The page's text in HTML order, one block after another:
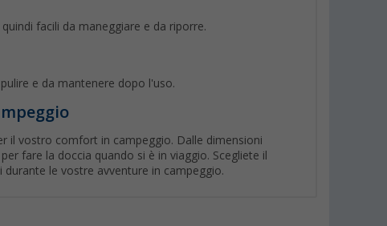
facili da maneggiare e da riporre.
e da mantenere dopo l'uso.
il vostro comfort in campeggio. Dalle dimensioni
fare la doccia quando si è in viaggio. Scegliete il
le vostre avventure in campeggio.